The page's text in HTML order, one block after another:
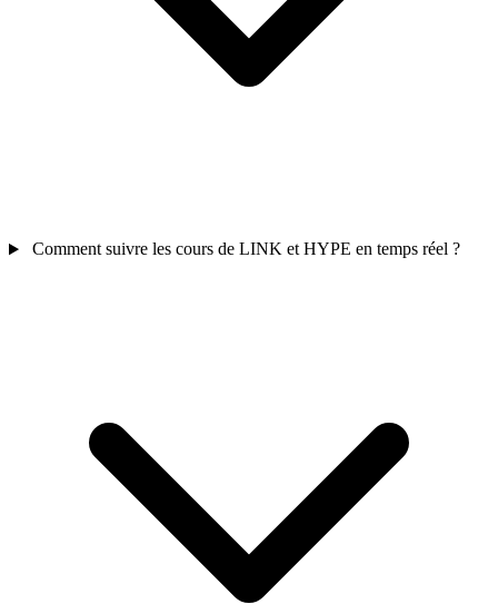
Comment suivre les cours de LINK et HYPE en temps réel ?